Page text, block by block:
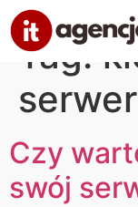
Tag:
serwer
Czy
swój